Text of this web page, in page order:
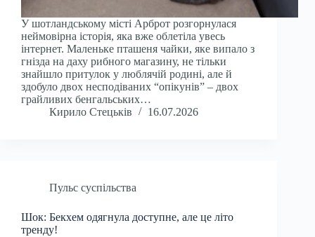
У шотландському місті Арброт розгорнулася
неймовірна історія, яка вже облетіла увесь
інтернет. Маленьке пташеня чайки, яке випало з
гнізда на даху рибного магазину, не тільки
знайшло притулок у люблячій родині, але й
здобуло двох несподіваних “опікунів” – двох
грайливих бенгальських…
Кирило Стецьків
16.07.2026
Пульс суспільства
Шок: Бекхем одягнула доступне, але це літо
тренду!